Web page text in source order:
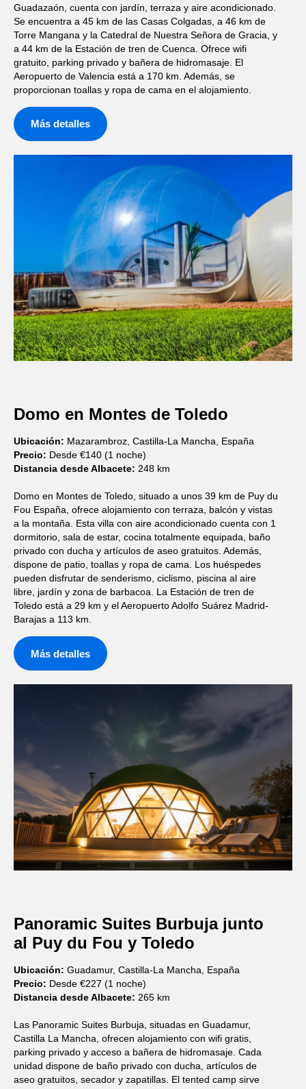
Guadazaón, cuenta con jardín, terraza y aire acondicionado.
Se encuentra a 45 km de las Casas Colgadas, a 46 km de
Torre Mangana y la Catedral de Nuestra Señora de Gracia, y
a 44 km de la Estación de tren de Cuenca. Ofrece wifi
gratuito, parking privado y bañera de hidromasaje. El
Aeropuerto de Valencia está a 170 km. Además, se
proporcionan toallas y ropa de cama en el alojamiento.
Más detalles
Domo en Montes de Toledo
Ubicación: Mazarambroz, Castilla-La Mancha, España
Precio: Desde €140 (1 noche)
Distancia desde Albacete: 248 km
Domo en Montes de Toledo, situado a unos 39 km de Puy du
Fou España, ofrece alojamiento con terraza, balcón y vistas
a la montaña. Esta villa con aire acondicionado cuenta con 1
dormitorio, sala de estar, cocina totalmente equipada, baño
privado con ducha y artículos de aseo gratuitos. Además,
dispone de patio, toallas y ropa de cama. Los huéspedes
pueden disfrutar de senderismo, ciclismo, piscina al aire
libre, jardín y zona de barbacoa. La Estación de tren de
Toledo está a 29 km y el Aeropuerto Adolfo Suárez Madrid-
Barajas a 113 km.
Más detalles
Panoramic Suites Burbuja junto
al Puy du Fou y Toledo
Ubicación: Guadamur, Castilla-La Mancha, España
Precio: Desde €227 (1 noche)
Distancia desde Albacete: 265 km
Las Panoramic Suites Burbuja, situadas en Guadamur,
Castilla La Mancha, ofrecen alojamiento con wifi gratis,
parking privado y acceso a bañera de hidromasaje. Cada
unidad dispone de baño privado con ducha, artículos de
aseo gratuitos, secador y zapatillas. El tented camp sirve